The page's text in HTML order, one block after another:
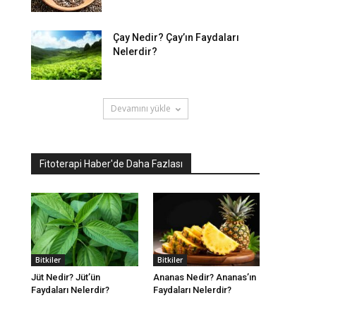
Çay Nedir? Çay’ın Faydaları
Nelerdir?
Devamını yükle
Fitoterapi Haber'de Daha Fazlası
Bitkiler
Jüt Nedir? Jüt’ün
Faydaları Nelerdir?
Bitkiler
Ananas Nedir? Ananas’ın
Faydaları Nelerdir?